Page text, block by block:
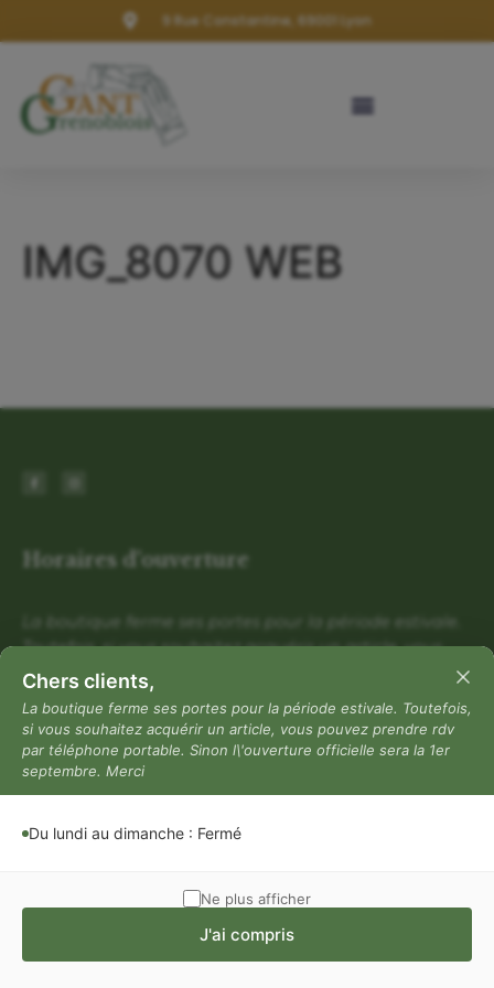
9 Rue Constantine, 69001 Lyon
IMG_8070 WEB
Horaires d'ouverture
La boutique ferme ses portes pour la période estivale.
Toutefois, si vous souhaitez acquérir un article, vous
pouvez prendre rdv par téléphone portable. Sinon
l\'ouverture officielle sera la 1er septembre. Merci
Du lundi au dimanche : Fermé
Mentions légales
Politique de confidentialité
Chers clients,
La boutique ferme ses portes pour la période estivale. Toutefois,
si vous souhaitez acquérir un article, vous pouvez prendre rdv
par téléphone portable. Sinon l\'ouverture officielle sera la 1er
septembre. Merci
Du lundi au dimanche : Fermé
Ne plus afficher
J'ai compris